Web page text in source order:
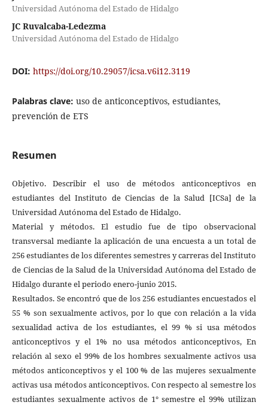
Universidad Autónoma del Estado de Hidalgo
JC Ruvalcaba-Ledezma
Universidad Autónoma del Estado de Hidalgo
DOI: https://doi.org/10.29057/icsa.v6i12.3119
Palabras clave: uso de anticonceptivos, estudiantes,
prevención de ETS
Resumen
Objetivo. Describir el uso de métodos anticonceptivos en
estudiantes del Instituto de Ciencias de la Salud [ICSa] de la
Universidad Autónoma del Estado de Hidalgo.
Material y métodos. El estudio fue de tipo observacional
transversal mediante la aplicación de una encuesta a un total de
256 estudiantes de los diferentes semestres y carreras del Instituto
de Ciencias de la Salud de la Universidad Autónoma del Estado de
Hidalgo durante el periodo enero-junio 2015.
Resultados. Se encontró que de los 256 estudiantes encuestados el
55 % son sexualmente activos, por lo que con relación a la vida
sexualidad activa de los estudiantes, el 99 % si usa métodos
anticonceptivos y el 1% no usa métodos anticonceptivos, En
relación al sexo el 99% de los hombres sexualmente activos usa
métodos anticonceptivos y el 100 % de las mujeres sexualmente
activas usa métodos anticonceptivos. Con respecto al semestre los
estudiantes sexualmente activos de 1° semestre el 99% utilizan